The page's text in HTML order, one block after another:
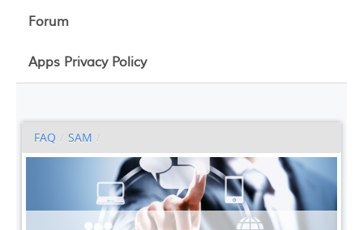
Forum
Apps Privacy Policy
FAQ / SAM /